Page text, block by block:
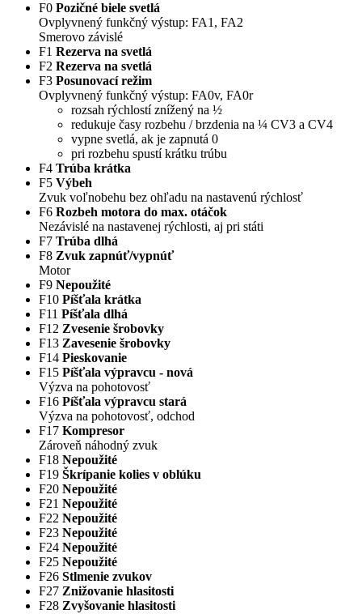
F0 Pozičné biele svetlá
Ovplyvnený funkčný výstup: FA1, FA2
Smerovo závislé
F1 Rezerva na svetlá
F2 Rezerva na svetlá
F3 Posunovací režim
Ovplyvnený funkčný výstup: FA0v, FA0r
rozsah rýchlostí znížený na ½
redukuje časy rozbehu / brzdenia na ¼ CV3 a CV4
vypne svetlá, ak je zapnutá 0
pri rozbehu spustí krátku trúbu
F4 Trúba krátka
F5 Výbeh
Zvuk voľnobehu bez ohľadu na nastavenú rýchlosť
F6 Rozbeh motora do max. otáčok
Nezávislé na nastavenej rýchlosti, aj pri státi
F7 Trúba dlhá
F8 Zvuk zapnúť/vypnúť
Motor
F9 Nepoužité
F10 Píšťala krátka
F11 Píšťala dlhá
F12 Zvesenie šrobovky
F13 Zavesenie šrobovky
F14 Pieskovanie
F15 Píšťala výpravcu - nová
Výzva na pohotovosť
F16 Píšťala výpravcu stará
Výzva na pohotovosť, odchod
F17 Kompresor
Zároveň náhodný zvuk
F18 Nepoužité
F19 Škrípanie kolies v oblúku
F20 Nepoužité
F21 Nepoužité
F22 Nepoužité
F23 Nepoužité
F24 Nepoužité
F25 Nepoužité
F26 Stlmenie zvukov
F27 Znižovanie hlasitosti
F28 Zvyšovanie hlasitosti